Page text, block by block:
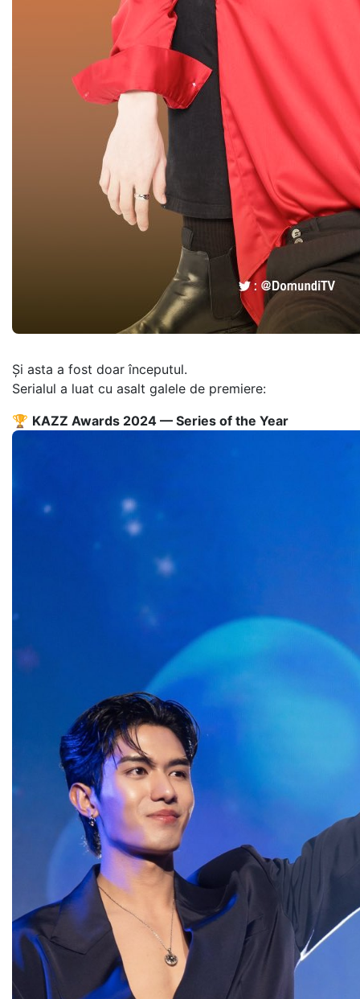
Și asta a fost doar începutul.
Serialul a luat cu asalt galele de premiere:
🏆 KAZZ Awards 2024 — Series of the Year